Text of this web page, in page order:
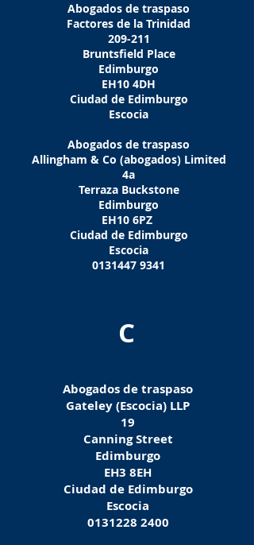
Abogados de traspaso
Factores de la Trinidad
209-211
Bruntsfield Place
Edimburgo
EH10 4DH
Ciudad de Edimburgo
Escocia
Abogados de traspaso
Allingham & Co (abogados) Limited
4a
Terraza Buckstone
Edimburgo
EH10 6PZ
Ciudad de Edimburgo
Escocia
0131447 9341
C
Abogados de traspaso
Gateley (Escocia) LLP
19
Canning Street
Edimburgo
EH3 8EH
Ciudad de Edimburgo
Escocia
0131228 2400